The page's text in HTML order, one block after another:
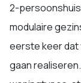
2-
modulaire
eerste keer dat
gaan